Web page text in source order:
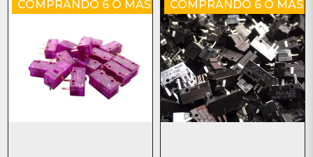
COMPRANDO 6 O MÁS
COMPRANDO 6 O MÁS